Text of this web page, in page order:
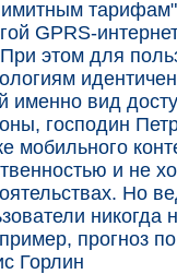
GPRS-
этом для
именно вид
господин
мобильного
и не
Но
никогда
прогноз
Горлин